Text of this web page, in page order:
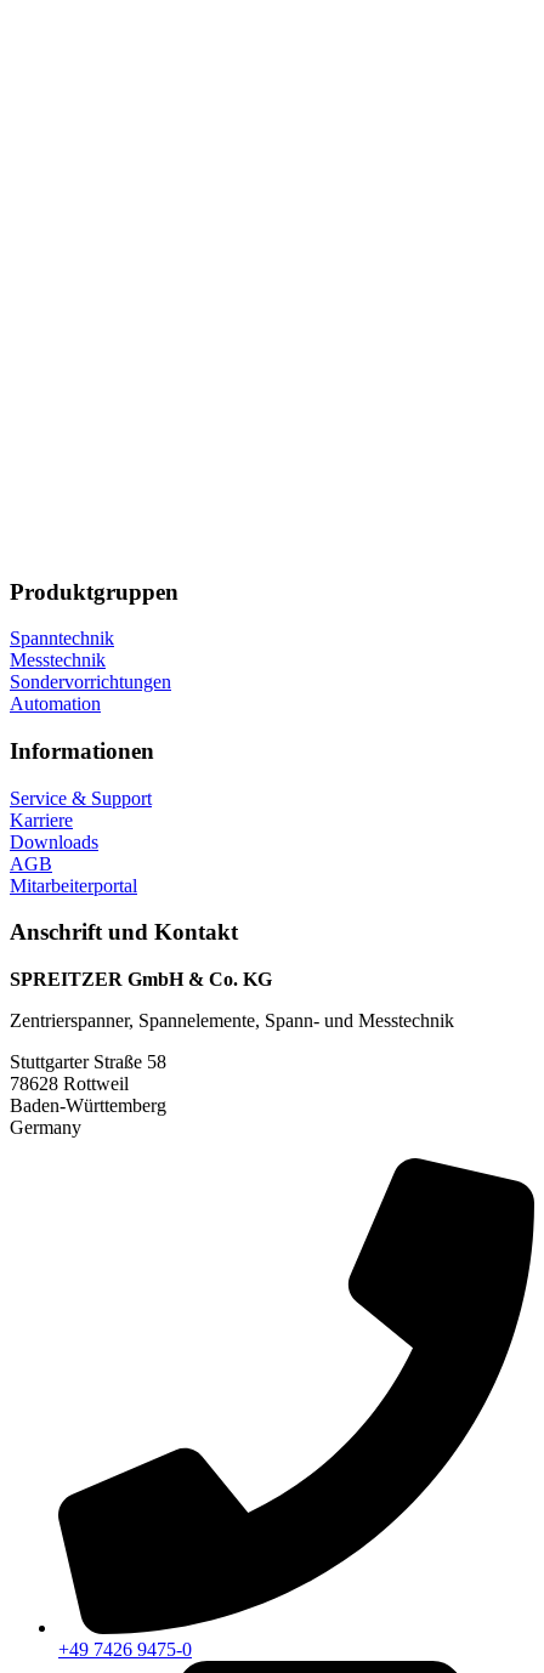
Produktgruppen
Spanntechnik
Messtechnik
Sondervorrichtungen
Automation
Informationen
Service & Support
Karriere
Downloads
AGB
Mitarbeiterportal
Anschrift und Kontakt
SPREITZER GmbH & Co. KG
Zentrierspanner, Spannelemente, Spann- und Messtechnik
Stuttgarter Straße 58
78628 Rottweil
Baden-Württemberg
Germany
+49 7426 9475-0